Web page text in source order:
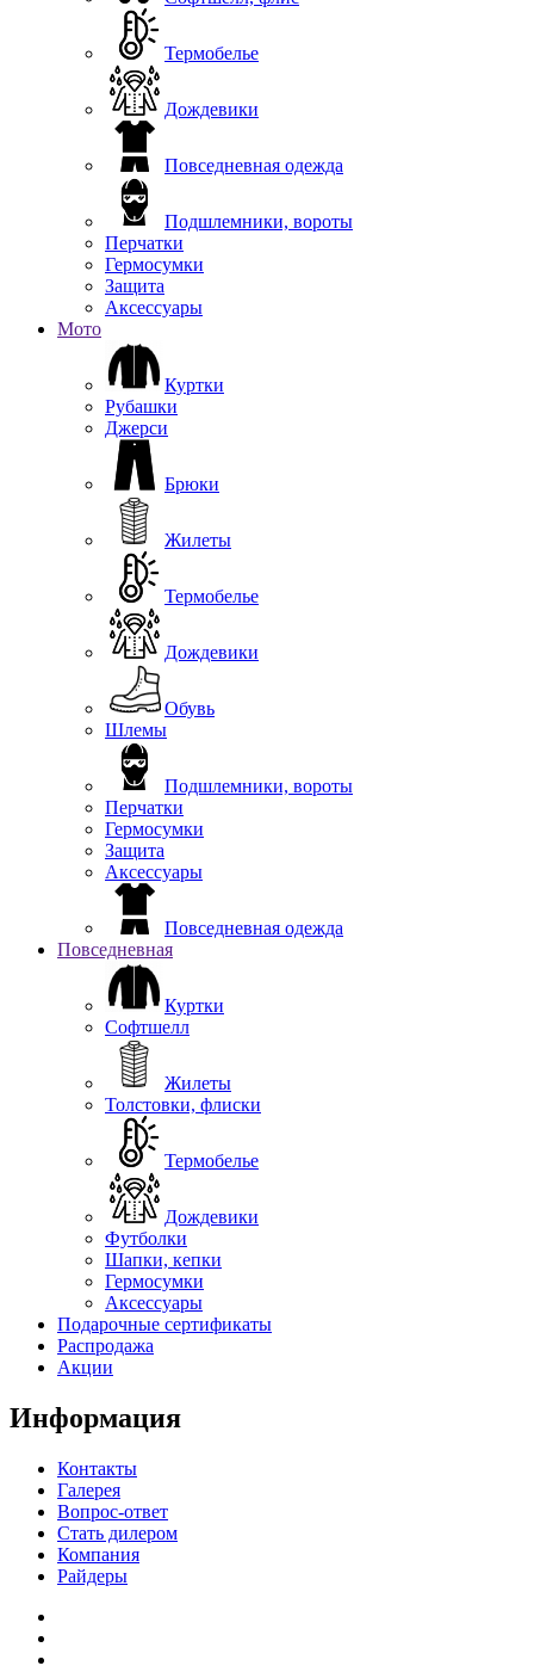
Термобелье
Дождевики
Повседневная одежда
Подшлемники, вороты
Перчатки
Гермосумки
Защита
Аксессуары
Мото
Куртки
Рубашки
Джерси
Брюки
Жилеты
Термобелье
Дождевики
Обувь
Шлемы
Подшлемники, вороты
Перчатки
Гермосумки
Защита
Аксессуары
Повседневная одежда
Повседневная
Куртки
Софтшелл
Жилеты
Толстовки, флиски
Термобелье
Дождевики
Футболки
Шапки, кепки
Гермосумки
Аксессуары
Подарочные сертификаты
Распродажа
Акции
Информация
Контакты
Галерея
Вопрос-ответ
Стать дилером
Компания
Райдеры